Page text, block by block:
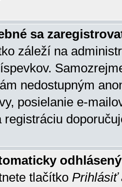
sa
záleží na
nedostupným
posielanie e-
registráciu
tlačítko Prihlásiť